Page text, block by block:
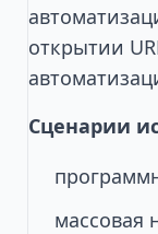
открытии
Сценарии
массовая